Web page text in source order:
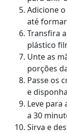
Adicione
até
Transfira
plástico
Unte as
porções
Passe os
e
Leve para
a 30
Sirva e